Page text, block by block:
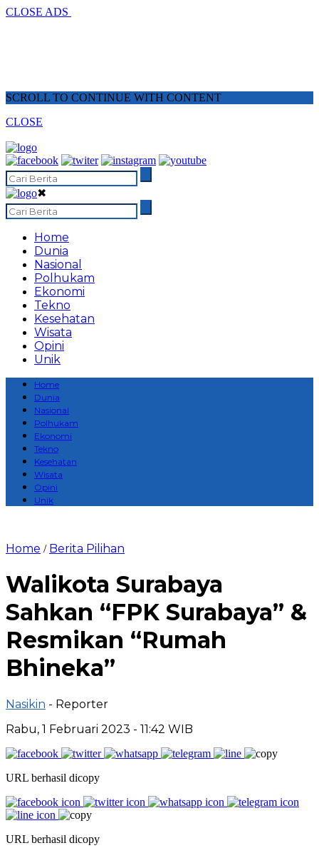
CLOSE ADS
SCROLL TO CONTINUE WITH CONTENT
CLOSE
✖
Home
Dunia
Nasional
Polhukam
Ekonomi
Tekno
Kesehatan
Wisata
Opini
Unik
Home
Dunia
Nasional
Polhukam
Ekonomi
Tekno
Kesehatan
Wisata
Opini
Unik
Home / Berita Pilihan
Walikota Surabaya
Sahkan “FPK Surabaya” &
Resmikan “Rumah
Bhineka”
Nasikin - Reporter
Rabu, 1 Februari 2023 - 11:42 WIB
URL berhasil dicopy
URL berhasil dicopy